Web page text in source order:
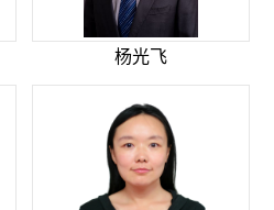
杨光飞